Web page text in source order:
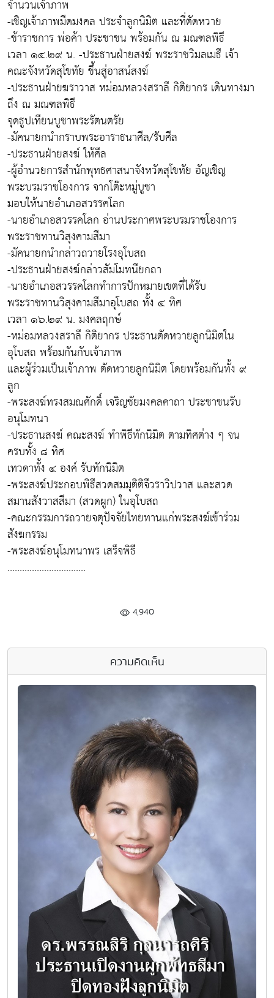
จำนวนเจ้าภาพ
-เชิญเจ้าภาพมีดมงคล ประจำลูกนิมิต และที่ตัดหวาย
-ข้าราชการ พ่อค้า ประชาชน พร้อมกัน ณ มณฑลพิธี
เวลา ๑๔.๒๙ น. -ประธานฝ่ายสงฆ์ พระราชวิมลเมธี เจ้า
คณะจังหวัดสุโขทัย ขึ้นสู่อาสน์สงฆ์
-ประธานฝ่ายฆราวาส หม่อมหลวงสราลี กิติยากร เดินทางมา
ถึง ณ มณฑลพิธี
จุดธูปเทียนบูชาพระรัตนตรัย
-มัคนายกนำกราบพระอาราธนาศีล/รับศีล
-ประธานฝ่ายสงฆ์ ให้ศีล
-ผู้อำนวยการสำนักพุทธศาสนาจังหวัดสุโขทัย อัญเชิญ
พระบรมราชโองการ จากโต๊ะหมู่บูชา
มอบให้นายอำเภอสวรรคโลก
-นายอำเภอสวรรคโลก อ่านประกาศพระบรมราชโองการ
พระราชทานวิสุงคามสีมา
-มัคนายกนำกล่าวถวายโรงอุโบสถ
-ประธานฝ่ายสงฆ์กล่าวสัมโมทนียกถา
-นายอำเภอสวรรคโลกทำการปักหมายเขตที่ได้รับ
พระราชทานวิสุงคามสีมาอุโบสถ ทั้ง ๔ ทิศ
เวลา ๑๖.๒๙ น. มงคลฤกษ์
-หม่อมหลวงสราลี กิติยากร ประธานตัดหวายลูกนิมิตใน
อุโบสถ พร้อมกันกับเจ้าภาพ
และผู้ร่วมเป็นเจ้าภาพ ตัดหวายลูกนิมิต โดยพร้อมกันทั้ง ๙
ลูก
-พระสงฆ์ทรงสมณศักดิ์ เจริญชัยมงคลคาถา ประชาชนรับ
อนุโมทนา
-ประธานสงฆ์ คณะสงฆ์ ทำพิธีทักนิมิต ตามทิศต่าง ๆ จน
ครบทั้ง ๘ ทิศ
เทวดาทั้ง ๔ องค์ รับทักนิมิต
-พระสงฆ์ประกอบพิธีสวดสมมุติติจีวราวิปวาส และสวด
สมานสังวาสสีมา (สวดผูก) ในอุโบสถ
-คณะกรรมการถวายจตุปัจจัยไทยทานแก่พระสงฆ์เข้าร่วม
สังฆกรรม
-พระสงฆ์อนุโมทนาพร เสร็จพิธี
................................
4,940
ความคิดเห็น